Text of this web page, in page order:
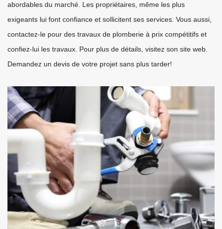
abordables du marché. Les propriétaires, même les plus
exigeants lui font confiance et sollicitent ses services. Vous aussi,
contactez-le pour des travaux de plomberie à prix compétitifs et
confiez-lui les travaux. Pour plus de détails, visitez son site web.
Demandez un devis de votre projet sans plus tarder!